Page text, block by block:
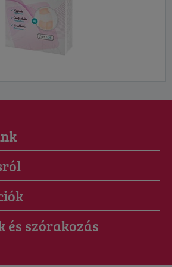
és szórakozás